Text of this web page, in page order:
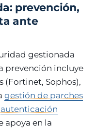
prevención,
ante
gestionada
prevención incluye
(Fortinet, Sophos),
gestión de parches
autenticación
apoya en la